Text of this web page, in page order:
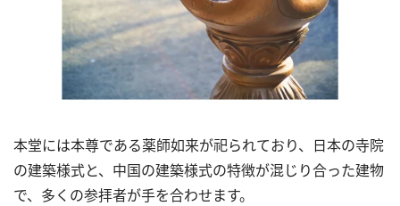
本堂には本尊である薬師如来が祀られており、日本の寺院
の建築様式と、中国の建築様式の特徴が混じり合った建物
で、多くの参拝者が手を合わせます。